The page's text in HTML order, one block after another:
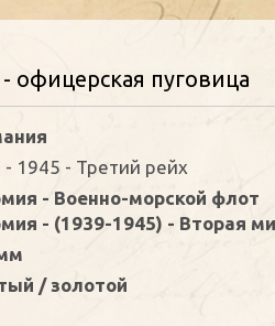
- офицерская пуговица
- 1945 - Третий рейх
- Военно-морской флот
- (1939-1945) - Вторая
/ золотой